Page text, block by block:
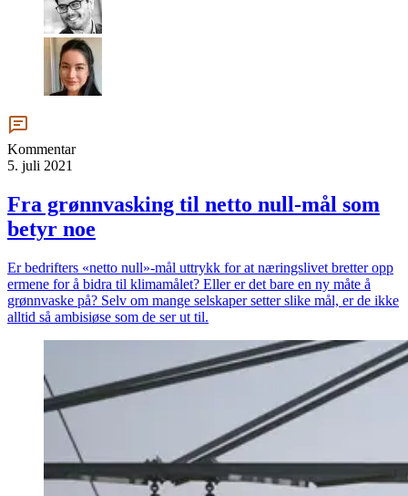
Kommentar
5. juli 2021
Fra grønnvasking til netto null-mål som
betyr noe
Er bedrifters «netto null»-mål uttrykk for at næringslivet bretter opp
ermene for å bidra til klimamålet? Eller er det bare en ny måte å
grønnvaske på? Selv om mange selskaper setter slike mål, er de ikke
alltid så ambisiøse som de ser ut til.